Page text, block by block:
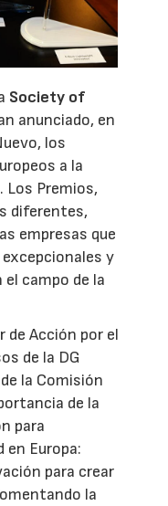
Society of
anunciado, en
los
a la
Los Premios,
diferentes,
empresas que
y
campo de la
de Acción por el
de la DG
la Comisión
de la
para
Europa:
para crear
la